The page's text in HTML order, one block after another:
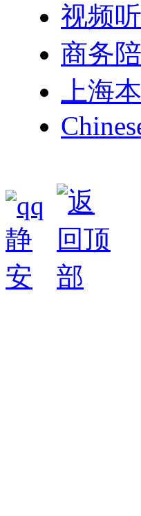
视频
商务
上海